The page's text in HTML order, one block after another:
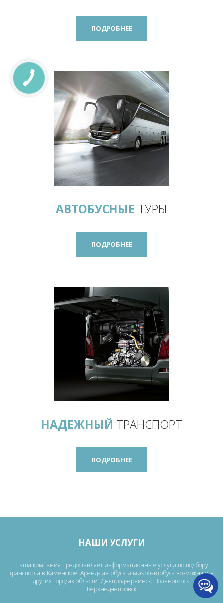
ПОДРОБНЕЕ
АВТОБУСНЫЕ ТУРЫ
ПОДРОБНЕЕ
НАДЕЖНЫЙ ТРАНСПОРТ
ПОДРОБНЕЕ
НАШИ УСЛУГИ
Наша компания предоставляет информационные услуги по подбору
транспорта в Каменское. Аренда автобуса и микроавтобуса возможна и в
других городах области: Днепродзержинск, Вольногорск,
Верхнеднепровск